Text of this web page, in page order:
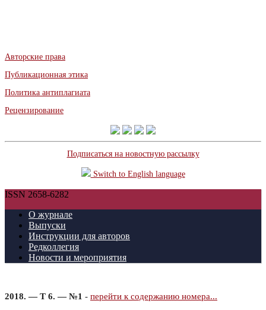
Авторские права
Публикационная этика
Политика антиплагиата
Рецензирование
Подписаться на новостную рассылку
Switch to English language
ISSN 2658-6282
О журнале
Выпуски
Инструкции для авторов
Редколлегия
Новости и мероприятия
2018. — Т 6. — №1 - перейти к содержанию номера...